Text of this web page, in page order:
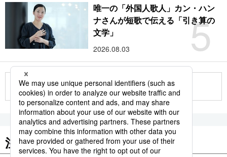
5
唯一の「外国人歌人」カン・ハン
ナさんが短歌で伝える「引き算の
文学」
2026.08.03
もっと見る
注目のキーワード